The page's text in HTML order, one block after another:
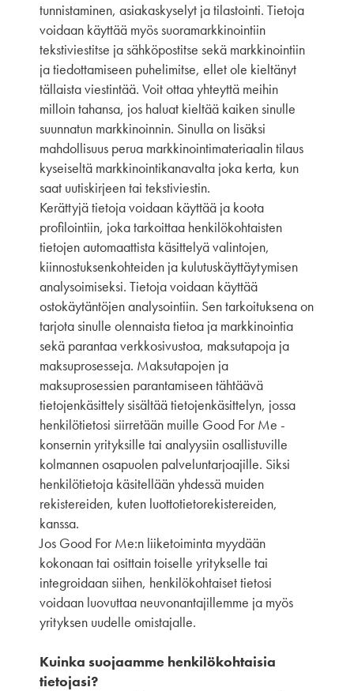
tunnistaminen, asiakaskyselyt ja tilastointi. Tietoja
voidaan käyttää myös suoramarkkinointiin
tekstiviestitse ja sähköpostitse sekä markkinointiin
ja tiedottamiseen puhelimitse, ellet ole kieltänyt
tällaista viestintää. Voit ottaa yhteyttä meihin
milloin tahansa, jos haluat kieltää kaiken sinulle
suunnatun markkinoinnin. Sinulla on lisäksi
mahdollisuus perua markkinointimateriaalin tilaus
kyseiseltä markkinointikanavalta joka kerta, kun
saat uutiskirjeen tai tekstiviestin.
Kerättyjä tietoja voidaan käyttää ja koota
profilointiin, joka tarkoittaa henkilökohtaisten
tietojen automaattista käsittelyä valintojen,
kiinnostuksenkohteiden ja kulutuskäyttäytymisen
analysoimiseksi. Tietoja voidaan käyttää
ostokäytäntöjen analysointiin. Sen tarkoituksena on
tarjota sinulle olennaista tietoa ja markkinointia
sekä parantaa verkkosivustoa, maksutapoja ja
maksuprosesseja. Maksutapojen ja
maksuprosessien parantamiseen tähtäävä
tietojenkäsittely sisältää tietojenkäsittelyn, jossa
henkilötietosi siirretään muille Good For Me -
konsernin yrityksille tai analyysiin osallistuville
kolmannen osapuolen palveluntarjoajille. Siksi
henkilötietoja käsitellään yhdessä muiden
rekistereiden, kuten luottotietorekistereiden,
kanssa.
Jos Good For Me:n liiketoiminta myydään
kokonaan tai osittain toiselle yritykselle tai
integroidaan siihen, henkilökohtaiset tietosi
voidaan luovuttaa neuvonantajillemme ja myös
yrityksen uudelle omistajalle.
Kuinka suojaamme henkilökohtaisia ​​
tietojasi?